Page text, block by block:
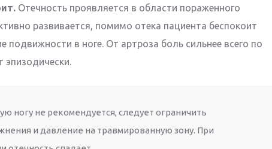
Отечность проявляется в области пораженного
развивается, помимо отека пациента беспокоит
подвижности в ноге. От артроза боль сильнее всего по
ногу не рекомендуется, следует ограничить
и давление на травмированную зону. При